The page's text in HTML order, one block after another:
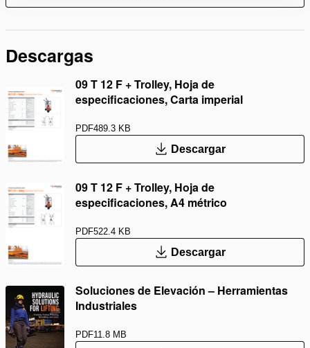
Descargas
09 T 12 F + Trolley, Hoja de
especificaciones, Carta imperial
PDF489.3 KB
Descargar
09 T 12 F + Trolley, Hoja de
especificaciones, A4 métrico
PDF522.4 KB
Descargar
Soluciones de Elevación – Herramientas
Industriales
PDF11.8 MB